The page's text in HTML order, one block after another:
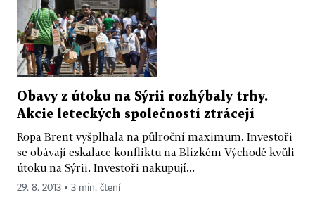
Obavy z útoku na Sýrii rozhýbaly trhy.
Akcie leteckých společností ztrácejí
Ropa Brent vyšplhala na půlroční maximum. Investoři
se obávají eskalace konfliktu na Blízkém Východě kvůli
útoku na Sýrii. Investoři nakupují...
29. 8. 2013 ▪ 3 min. čtení